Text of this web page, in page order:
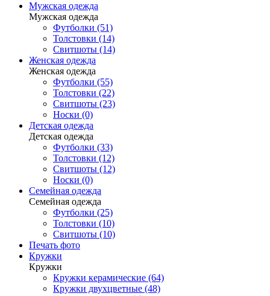
Мужская одежда
Мужская одежда
Футболки (51)
Толстовки (14)
Свитшоты (14)
Женская одежда
Женская одежда
Футболки (55)
Толстовки (22)
Свитшоты (23)
Носки (0)
Детская одежда
Детская одежда
Футболки (33)
Толстовки (12)
Свитшоты (12)
Носки (0)
Семейная одежда
Семейная одежда
Футболки (25)
Толстовки (10)
Свитшоты (10)
Печать фото
Кружки
Кружки
Кружки керамические (64)
Кружки двухцветные (48)